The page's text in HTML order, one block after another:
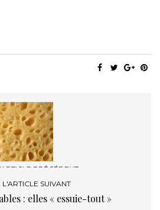
PRÉCÉDENT
: test du tawashi
L'ARTICLE SUIVANT
: elles « essuie-tout »